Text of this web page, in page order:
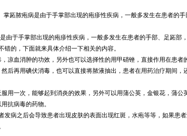
跖脓疱病是由于手掌部出现的疱疹性疾病，一般多发生在患者的
于手掌部出现的疱疹性疾病，一般多发生在患者的手部、足跖
的，下面就来具体介绍一下相关的内容。
血消肿的功效，另外也可以选择性的用甲硝锉，直接作用在患者
再用碘伏消毒，也可以直接将脓液抽出，患者在用药治疗期间
一次，能够起到消炎的效果，另外可以用蒲公英，金银花，蒲公
抗病毒的药物。
病之后会导致患者出现皮肤的表面出现红斑，水疱等等，如果患